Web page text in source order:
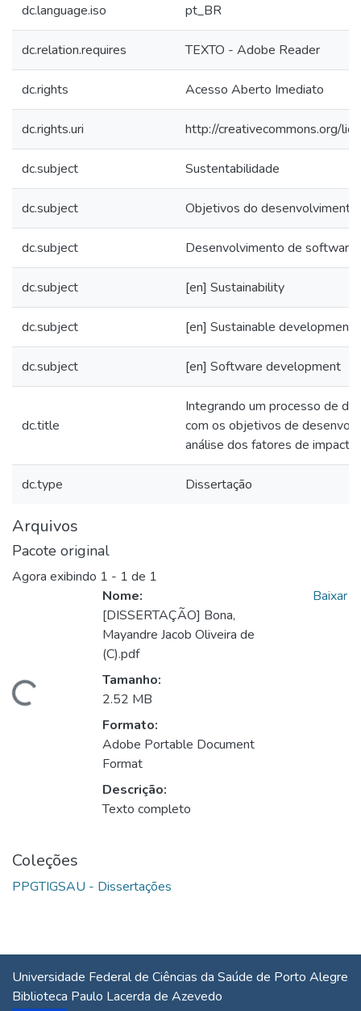
dc.language.iso pt_BR
dc.relation.requires TEXTO - Adobe Reader
dc.rights Acesso Aberto Imediato
dc.rights.uri http://creativecommons.org/
dc.subject Sustentabilidade
dc.subject Objetivos do
dc.subject Desenvolvimento de software
dc.subject [en] Sustainability
dc.subject [en] Sustainable development
dc.subject [en] Software development
dc.title
Integrando um processo de
com os objetivos de
análise dos fatores de
dc.type Dissertação
Arquivos
Pacote original
Agora exibindo 1 - 1 de 1
Nome:
[DISSERTAÇÃO] Bona,
Mayandre Jacob Oliveira de
(C).pdf
Tamanho:
2.52 MB
Formato:
Adobe Portable Document
Format
Descrição:
Texto completo
Baixar
Coleções
PPGTIGSAU - Dissertações
Universidade Federal de Ciências da Saúde de Porto Alegre
Biblioteca Paulo Lacerda de Azevedo